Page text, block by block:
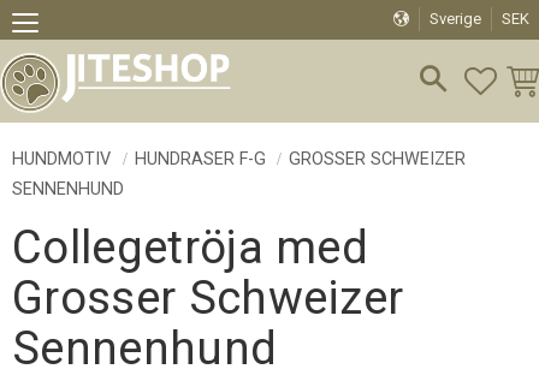
Meny
Sverige SEK
HUNDMOTIV HUNDRASER F-G
GROSSER SCHWEIZER
SENNENHUND
Collegetröja med
Grosser Schweizer
Sennenhund